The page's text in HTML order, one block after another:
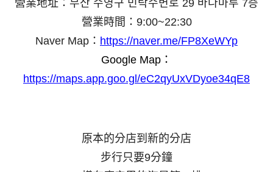
營業地址：부산 수영구 민락수변로 29 바다마루 7층
營業時間：9:00~22:30
Naver Map： https://naver.me/FP8XeWYp
Google Map：
https://maps.app.goo.gl/eC2qyUxVDyoe34qE8
原本的分店到新的分店
步行只要9分鐘